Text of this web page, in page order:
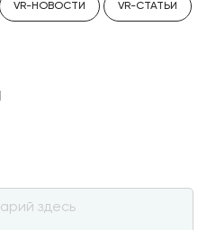
VR-НОВОСТИ VR-СТАТЬИ